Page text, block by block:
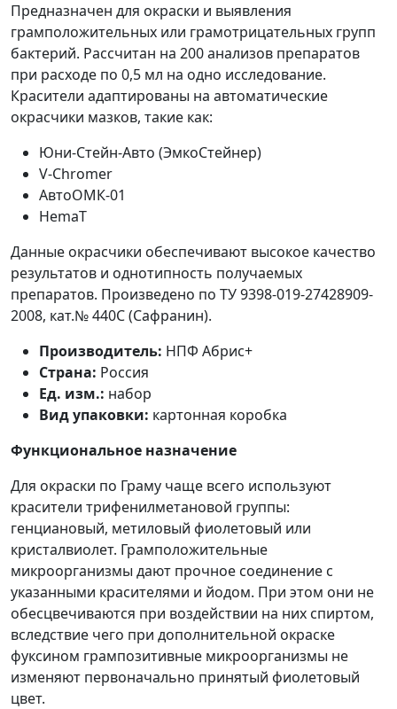
Предназначен для окраски и выявления
грамположительных или грамотрицательных групп
бактерий. Рассчитан на 200 анализов препаратов
при расходе по 0,5 мл на одно исследование.
Красители адаптированы на автоматические
окрасчики мазков, такие как:
Юни-Стейн-Авто (ЭмкоСтейнер)
V-Chromer
АвтоОМК-01
HemaT
Данные окрасчики обеспечивают высокое качество
результатов и однотипность получаемых
препаратов. Произведено по ТУ 9398-019-27428909-
2008, кат.№ 440С (Сафранин).
Производитель: НПФ Абрис+
Страна: Россия
Ед. изм.: набор
Вид упаковки: картонная коробка
Функциональное назначение
Для окраски по Граму чаще всего используют
красители трифенилметановой группы:
генциановый, метиловый фиолетовый или
кристалвиолет. Грамположительные
микроорганизмы дают прочное соединение с
указанными красителями и йодом. При этом они не
обесцвечиваются при воздействии на них спиртом,
вследствие чего при дополнительной окраске
фуксином грампозитивные микроорганизмы не
изменяют первоначально принятый фиолетовый
цвет.